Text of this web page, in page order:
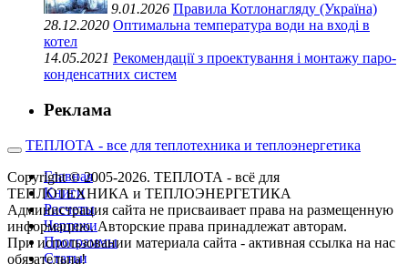
9.01.2026 Правила Котлонагляду (Україна)
28.12.2020 Оптимальна температура води на вході в
котел
14.05.2021 Рекомендації з проектування і монтажу паро-
конденсатних систем
Реклама
ТЕПЛОТА - все для теплотехника и теплоэнергетика
Главная
Книги
Расчеты
Чертежи
Программы
Статьи
Copyright © 2005-2026. ТЕПЛОТА - всё для
ТЕПЛОТЕХНИКА и ТЕПЛОЭНЕРГЕТИКА
Администрация сайта не присваивает права на размещенную
информацию. Авторские права принадлежат авторам.
При использовании материала сайта - активная ссылка на нас
обязательна!